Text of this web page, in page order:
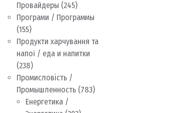
Провайдеры (245)
Програми / Программы
(155)
Продукти харчування та
напої / еда и напитки
(238)
Промисловість /
Промышленность (783)
Енергетика /